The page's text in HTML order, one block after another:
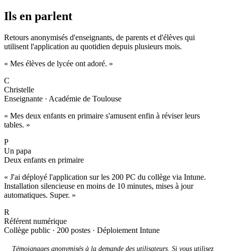
Ils en parlent
Retours anonymisés d'enseignants, de parents et d'élèves qui
utilisent l'application au quotidien depuis plusieurs mois.
« Mes élèves de lycée ont adoré. »
C
Christelle
Enseignante · Académie de Toulouse
« Mes deux enfants en primaire s'amusent enfin à réviser leurs
tables. »
P
Un papa
Deux enfants en primaire
« J'ai déployé l'application sur les 200 PC du collège via Intune.
Installation silencieuse en moins de 10 minutes, mises à jour
automatiques. Super. »
R
Référent numérique
Collège public · 200 postes · Déploiement Intune
Témoignages anonymisés à la demande des utilisateurs. Si vous utilisez